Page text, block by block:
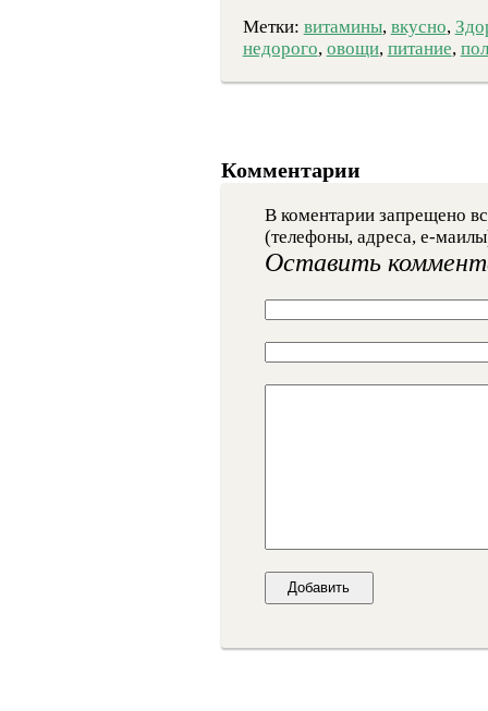
Метки: витамины, вкусно,
недорого, овощи, питание,
Комментарии
В коментарии запрещено
(телефоны, адреса, е-
Оставить